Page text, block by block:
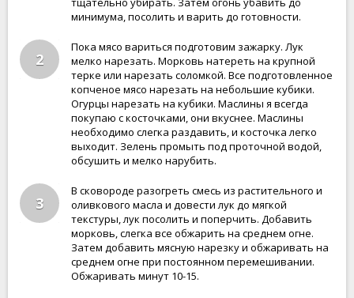
минимума, посолить и варить до готовности.
2
Пока мясо вариться подготовим зажарку. Лук
мелко нарезать. Морковь натереть на крупной
терке или нарезать соломкой. Все подготовленное
копченое мясо нарезать на небольшие кубики.
Огурцы нарезать на кубики. Маслины я всегда
покупаю с косточками, они вкуснее. Маслины
необходимо слегка раздавить, и косточка легко
выходит. Зелень промыть под проточной водой,
обсушить и мелко нарубить.
3
В сковороде разогреть смесь из растительного и
оливкового масла и довести лук до мягкой
текстуры, лук посолить и поперчить. Добавить
морковь, слегка все обжарить на среднем огне.
Затем добавить мясную нарезку и обжаривать на
среднем огне при постоянном перемешивании.
Обжаривать минут 10-15.